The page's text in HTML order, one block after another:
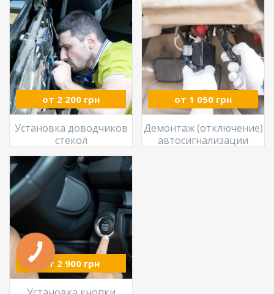
от 2 200 грн
Установка доводчиков
стекол
от 1 050 грн
Демонтаж (отключение)
автосигнализации
от 2 900 грн